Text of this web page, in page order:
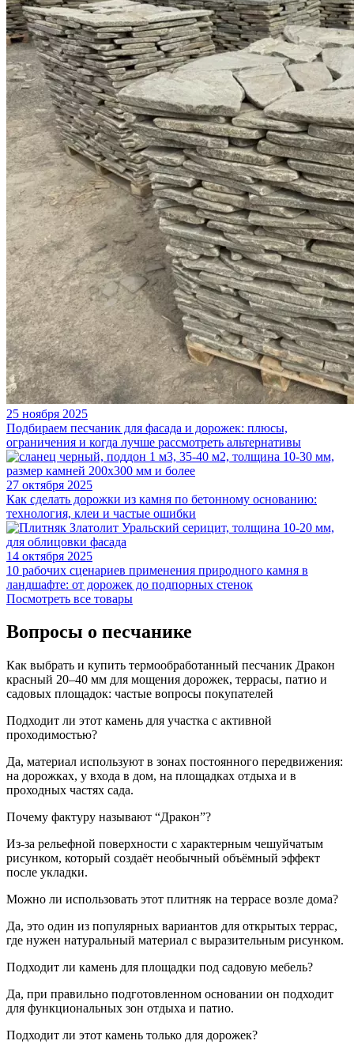
25 ноября 2025
Подбираем песчаник для фасада и дорожек: плюсы,
ограничения и когда лучше рассмотреть альтернативы
27 октября 2025
Как сделать дорожки из камня по бетонному основанию:
технология, клеи и частые ошибки
14 октября 2025
10 рабочих сценариев применения природного камня в
ландшафте: от дорожек до подпорных стенок
Посмотреть все товары
Вопросы о песчанике
Как выбрать и купить термообработанный песчаник Дракон
красный 20–40 мм для мощения дорожек, террасы, патио и
садовых площадок: частые вопросы покупателей
Подходит ли этот камень для участка с активной
проходимостью?
Да, материал используют в зонах постоянного передвижения:
на дорожках, у входа в дом, на площадках отдыха и в
проходных частях сада.
Почему фактуру называют “Дракон”?
Из-за рельефной поверхности с характерным чешуйчатым
рисунком, который создаёт необычный объёмный эффект
после укладки.
Можно ли использовать этот плитняк на террасе возле дома?
Да, это один из популярных вариантов для открытых террас,
где нужен натуральный материал с выразительным рисунком.
Подходит ли камень для площадки под садовую мебель?
Да, при правильно подготовленном основании он подходит
для функциональных зон отдыха и патио.
Подходит ли этот камень только для дорожек?